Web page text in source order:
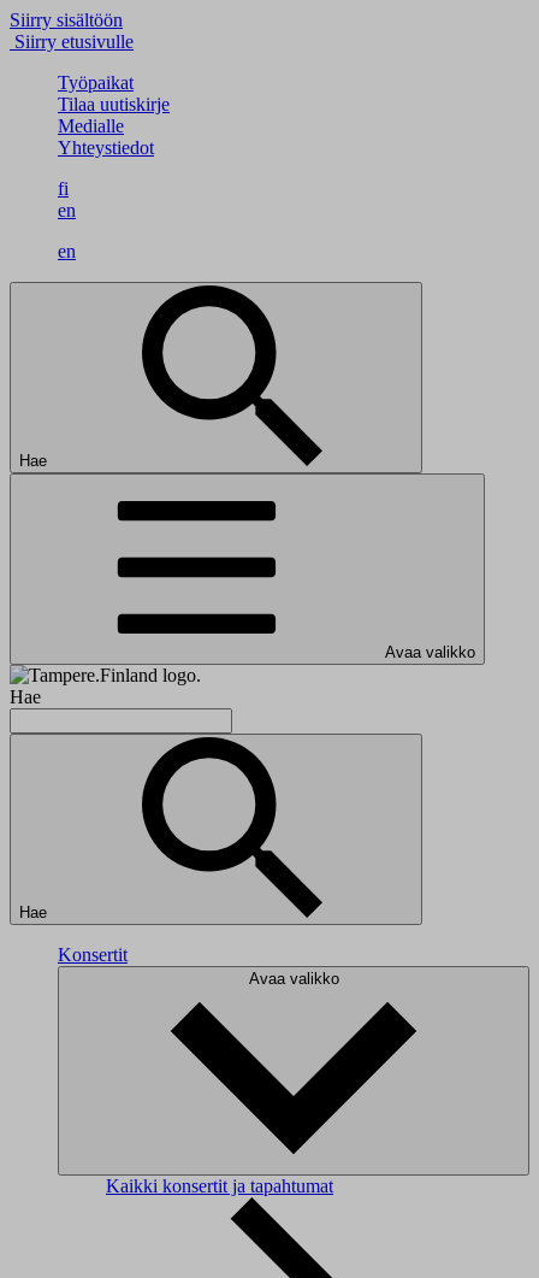
Siirry sisältöön
Siirry etusivulle
Työpaikat
Tilaa uutiskirje
Medialle
Yhteystiedot
fi
en
en
Hae
Avaa valikko
Hae
Hae
Konsertit
Avaa valikko
Kaikki konsertit ja tapahtumat